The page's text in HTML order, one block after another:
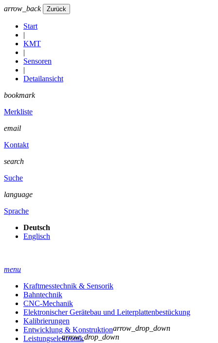
arrow_back
Start
|
KMT
|
Sensoren
|
Detailansicht
bookmark
Merkliste
email
Kontakt
search
Suche
language
Sprache
Deutsch
Englisch
menu
Kraftmesstechnik & Sensorik
Bahntechnik
CNC-Mechanik
Elektronischer Gerätebau und Leiterplatten­bestückung
Kalibrierungen
Entwicklung & Konstruktion
Leistungselektronik
arrow_drop_down
arrow_drop_down